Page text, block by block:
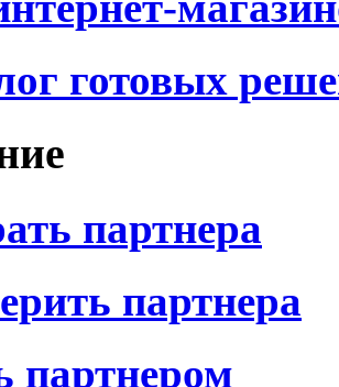
готовых
партнера
партнера
партнером